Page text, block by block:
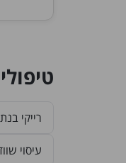
רייקי
עיסוי